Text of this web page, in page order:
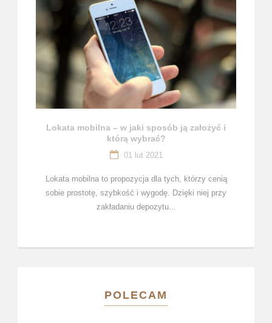
Lokata mobilna – w jaki sposób ją założyć i
którą wybrać?
01 lut 2021
Lokata mobilna to propozycja dla tych, którzy cenią
sobie prostotę, szybkość i wygodę. Dzięki niej przy
zakładaniu depozytu...
POLECAM